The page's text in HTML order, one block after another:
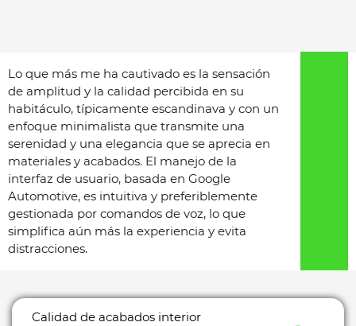
Lo que más me ha cautivado es la sensación
de amplitud y la calidad percibida en su
habitáculo, típicamente escandinava y con un
enfoque minimalista que transmite una
serenidad y una elegancia que se aprecia en
materiales y acabados. El manejo de la
interfaz de usuario, basada en Google
Automotive, es intuitiva y preferiblemente
gestionada por comandos de voz, lo que
simplifica aún más la experiencia y evita
distracciones.
Calidad de acabados interior